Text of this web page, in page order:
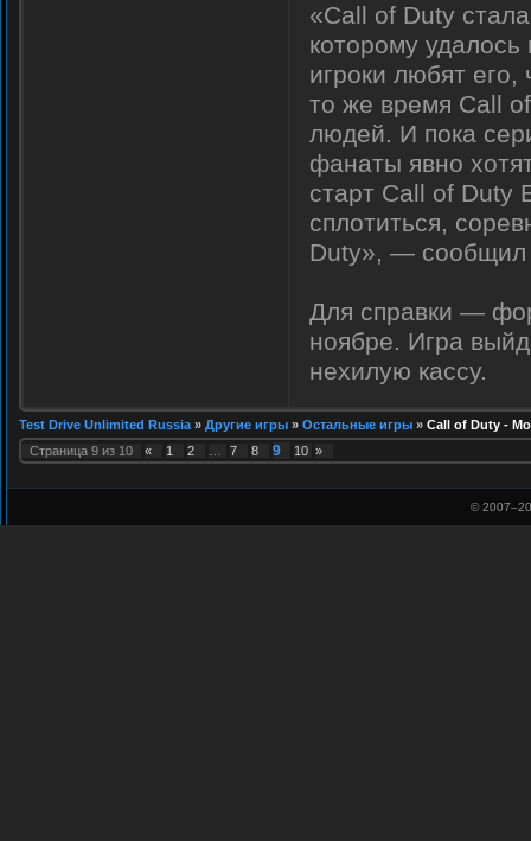
«Call of Duty
которому
игроки любят
то же время Call
людей. И пока
фанаты явно
старт Call of
сплотиться,
Duty», — сообщил
Для справки —
ноябре. Игра
нехилую кассу.
Test Drive Unlimited Russia » Другие игры » Остальные игры » Call of Duty -
Страница 9 из 10 « 1 2 7 8 9 10 »
© 2007–